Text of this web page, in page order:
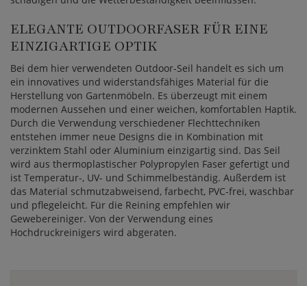
ELEGANTE OUTDOORFASER FÜR EINE
EINZIGARTIGE OPTIK
Bei dem hier verwendeten Outdoor-Seil handelt es sich um
ein innovatives und widerstandsfähiges Material für die
Herstellung von Gartenmöbeln. Es überzeugt mit einem
modernen Aussehen und einer weichen, komfortablen Haptik.
Durch die Verwendung verschiedener Flechttechniken
entstehen immer neue Designs die in Kombination mit
verzinktem Stahl oder Aluminium einzigartig sind. Das Seil
wird aus thermoplastischer Polypropylen Faser gefertigt und
ist Temperatur-, UV- und Schimmelbeständig. Außerdem ist
das Material schmutzabweisend, farbecht, PVC-frei, waschbar
und pflegeleicht. Für die Reining empfehlen wir
Gewebereiniger. Von der Verwendung eines
Hochdruckreinigers wird abgeraten.